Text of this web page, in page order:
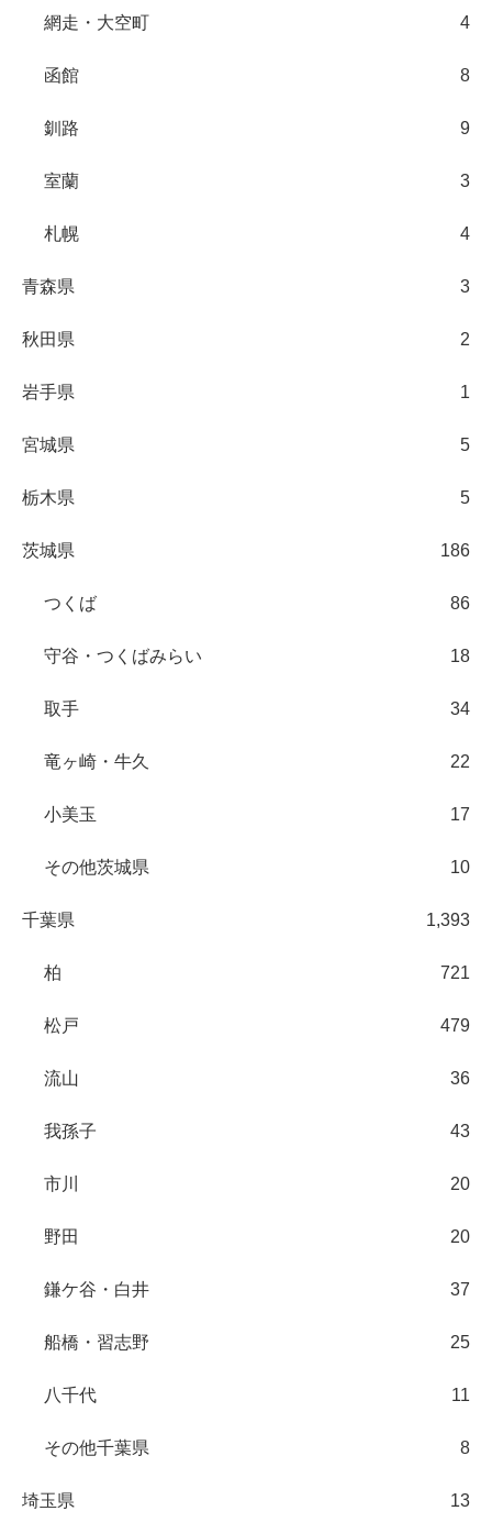
網走・大空町 4
函館 8
釧路 9
室蘭 3
札幌 4
青森県 3
秋田県 2
岩手県 1
宮城県 5
栃木県 5
茨城県 186
つくば 86
守谷・つくばみらい 18
取手 34
竜ヶ崎・牛久 22
小美玉 17
その他茨城県 10
千葉県 1,393
柏 721
松戸 479
流山 36
我孫子 43
市川 20
野田 20
鎌ケ谷・白井 37
船橋・習志野 25
八千代 11
その他千葉県 8
埼玉県 13